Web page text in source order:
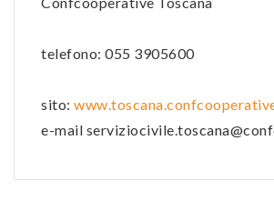
telefono: 055 3905600
sito:
e-mail